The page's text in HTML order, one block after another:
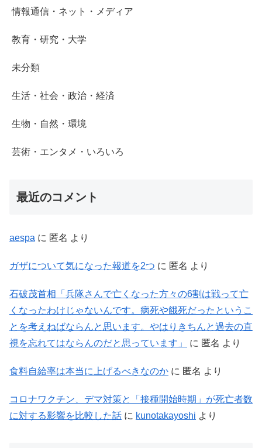
情報通信・ネット・メディア
教育・研究・大学
未分類
生活・社会・政治・経済
生物・自然・環境
芸術・エンタメ・いろいろ
最近のコメント
aespa に 匿名 より
ガザについて気になった報道を2つ に 匿名 より
石破茂首相「兵隊さんで亡くなった方々の6割は戦って亡
くなったわけじゃないんです。病死や餓死だったというこ
とを考えねばならんと思います。やはりきちんと過去の直
視を忘れてはならんのだと思っています」
に 匿名 より
食料自給率は本当に上げるべきなのか に 匿名 より
コロナワクチン、デマ対策と「接種開始時期」が死亡者数
に対する影響を比較した話 に kunotakayoshi より